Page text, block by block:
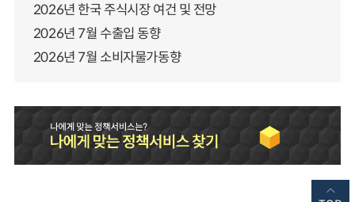
2026년 한국 주식시장 여건 및 전망
2026년 7월 수출입 동향
2026년 7월 소비자물가동향